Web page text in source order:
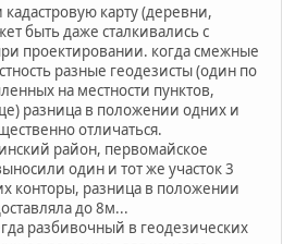
карту (деревни,
быть даже сталкивались с
проектировании. когда смежные
разные геодезисты (один по
на местности пунктов,
разница в положении одних и
отличаться.
район, первомайское
один и тот же участок 3
конторы, разница в положении
до 8м...
разбивочный в геодезических